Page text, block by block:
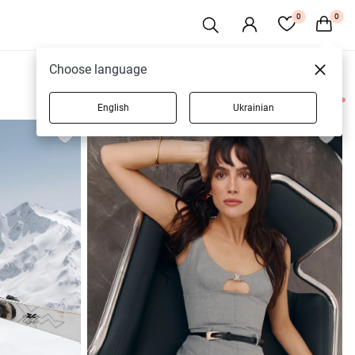
0 0
6 товаров
Choose language
English Ukrainian